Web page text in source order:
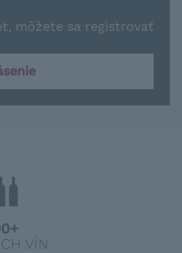
môžete sa registrovať
VÍN